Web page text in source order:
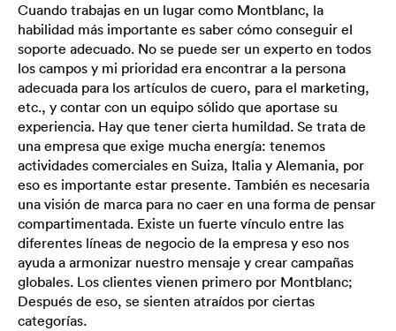
Cuando trabajas en un lugar como Montblanc, la
habilidad más importante es saber cómo conseguir el
soporte adecuado. No se puede ser un experto en todos
los campos y mi prioridad era encontrar a la persona
adecuada para los artículos de cuero, para el marketing,
etc., y contar con un equipo sólido que aportase su
experiencia. Hay que tener cierta humildad. Se trata de
una empresa que exige mucha energía: tenemos
actividades comerciales en Suiza, Italia y Alemania, por
eso es importante estar presente. También es necesaria
una visión de marca para no caer en una forma de pensar
compartimentada. Existe un fuerte vínculo entre las
diferentes líneas de negocio de la empresa y eso nos
ayuda a armonizar nuestro mensaje y crear campañas
globales. Los clientes vienen primero por Montblanc;
Después de eso, se sienten atraídos por ciertas
categorías.